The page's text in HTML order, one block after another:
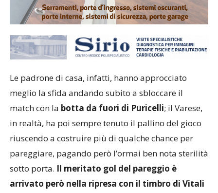
Le padrone di casa, infatti, hanno approcciato
meglio la sfida andando subito a sbloccare il
match con labotta da fuori di Puricelli ; il Varese,
in realtà, ha poi sempre tenuto il pallino del gioco
riuscendo a costruire più di qualche chance per
pareggiare, pagando però l’ormai ben nota sterilità
sotto porta.Il meritato gol del pareggio è